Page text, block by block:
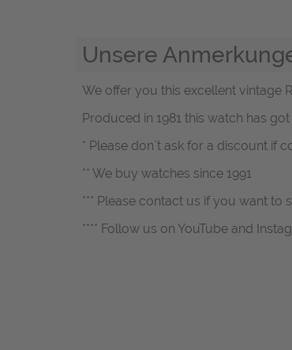
Unsere
We offer you this excellent vintage
Produced in 1981 this watch has
* Please don`t ask for a discount if
** We buy watches since 1991
*** Please contact us if you want
**** Follow us on YouTube and